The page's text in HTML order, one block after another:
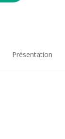
Présentation